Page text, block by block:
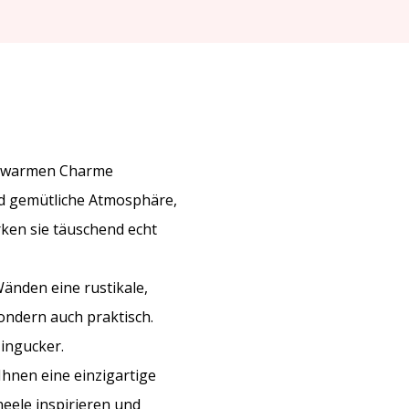
Charme
gemütliche Atmosphäre,
sie täuschend echt
eine rustikale,
auch praktisch.
eine einzigartige
inspirieren und